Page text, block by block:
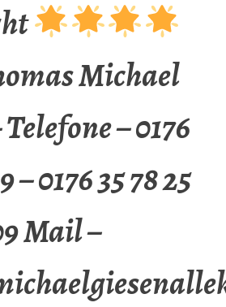
Michael
– 0176
– 0176 35 78 25
Mail –